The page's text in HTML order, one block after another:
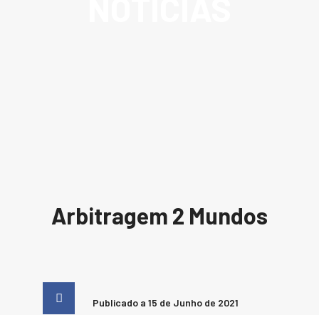
Arbitragem 2 Mundos
Publicado a 15 de Junho de 2021